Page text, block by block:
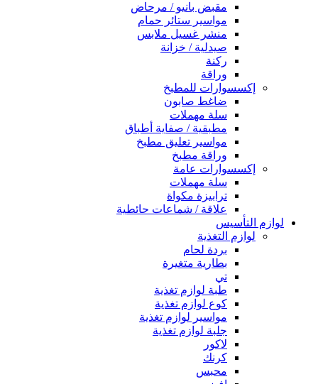
مقبض بانيو / مرحاض
مواسير ستائر حمام
منشر غسيل ملابس
صيدلية / خزانة
ركنة
وراقة
إكسسوارات للمطبخ
ضاغط صابون
سلة مهملات
مطبقية / صفاية أطباق
مواسير تعليق مطبخ
وراقة مطبخ
إكسسوارات عامة
سلة مهملات
ترابيزة مكواة
علاقة / شماعات حائطية
لوازم التأسيس
لوازم التغذية
بردة لحام
بطارية متغيرة
تي
طبة لوازم تغذية
كوع لوازم تغذية
مواسير لوازم تغذية
جلبة لوازم تغذية
لاكور
كرنك
محبس